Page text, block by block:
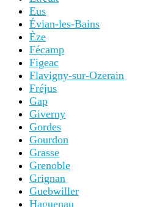
Eus
Évian-les-Bains
Èze
Fécamp
Figeac
Flavigny-sur-Ozerain
Fréjus
Gap
Giverny
Gordes
Gourdon
Grasse
Grenoble
Grignan
Guebwiller
Haguenau